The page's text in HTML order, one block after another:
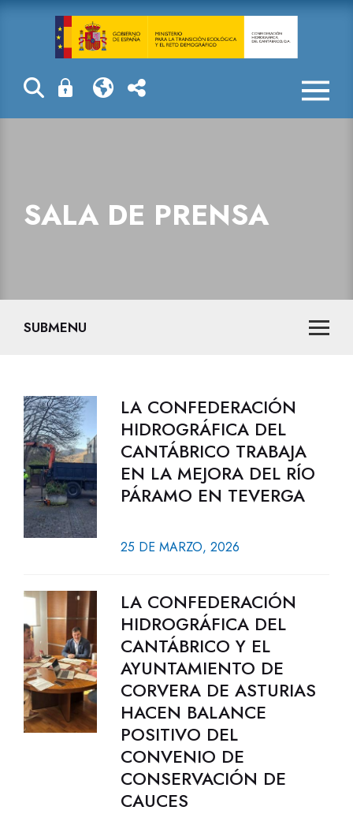
Sala de prensa
SALA DE PRENSA
SUBMENU
LA CONFEDERACIÓN
HIDROGRÁFICA DEL
CANTÁBRICO TRABAJA
EN LA MEJORA DEL RÍO
PÁRAMO EN TEVERGA
25 DE MARZO, 2026
LA CONFEDERACIÓN
HIDROGRÁFICA DEL
CANTÁBRICO Y EL
AYUNTAMIENTO DE
CORVERA DE ASTURIAS
HACEN BALANCE
POSITIVO DEL
CONVENIO DE
CONSERVACIÓN DE
CAUCES